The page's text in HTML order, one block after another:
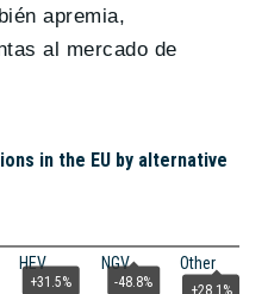
apremia,
al mercado de